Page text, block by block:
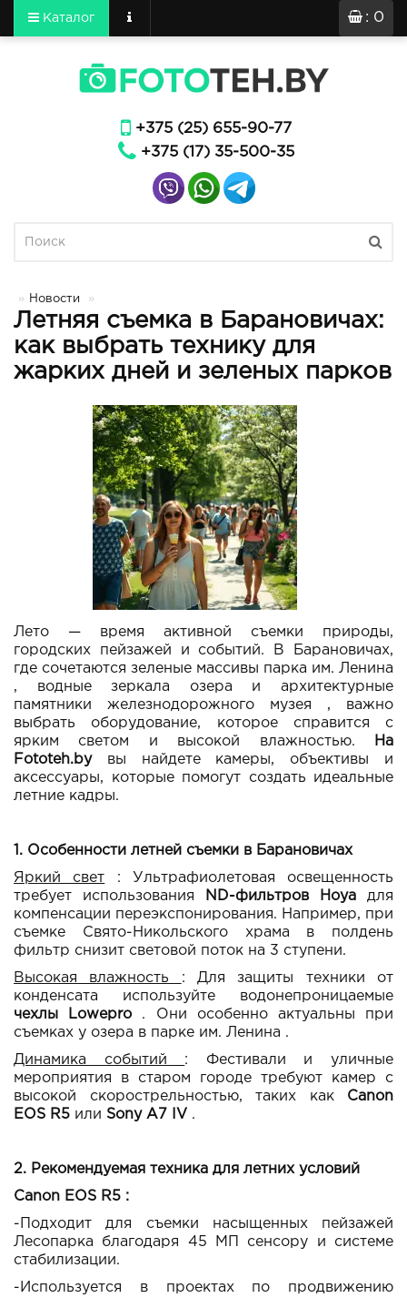
: 0
Каталог
+375 (25) 655-90-77
+375 (17) 35-500-35
Новости
Летняя съемка в Барановичах:
как выбрать технику для
жарких дней и зеленых парков
Лето — время активной съемки природы,
городских пейзажей и событий. В Барановичах,
где сочетаются зеленые массивы парка им. Ленина
, водные зеркала озера и архитектурные
памятники железнодорожного музея , важно
выбрать оборудование, которое справится с
ярким светом и высокой влажностью.
На
Fototeh.byвы найдете камеры, объективы и
аксессуары, которые помогут создать идеальные
летние кадры.
1. Особенности летней съемки в Барановичах
Яркий свет : Ультрафиолетовая освещенность
требует использования
ND-фильтров Hoya для
компенсации переэкспонирования. Например, при
съемке Свято-Никольского храма в полдень
фильтр снизит световой поток на 3 ступени.
Высокая влажность : Для защиты техники от
конденсата используйте водонепроницаемые
чехлы
Lowepro . Они особенно актуальны при
съемках у озера в парке им. Ленина .
Динамика событий : Фестивали и уличные
мероприятия в старом городе требуют камер с
высокой скорострельностью, таких как Canon
EOS R5 или Sony A7 IV .
2. Рекомендуемая техника для летних условий
Canon EOS R5 :
-Подходит для съемки насыщенных пейзажей
Лесопарка благодаря 45 МП сенсору и системе
стабилизации.
-Используется в проектах по продвижению